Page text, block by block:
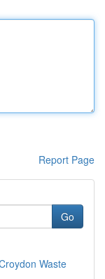
Report Page
Go
Waste